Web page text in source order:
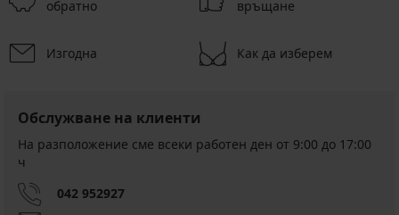
обратно
връщане
Изгодна Как да изберем
Обслужване на клиенти
На разположение сме всеки работен ден от 9:00 до 17:00
ч
042 952927